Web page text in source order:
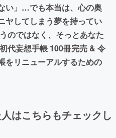
い」…でも本当は、心の奥
ヤしてしまう夢を持ってい
のではなく、そっとあなた
代妄想手帳 100冊完売 & 令
をリニューアルするための
はこちらもチェックし